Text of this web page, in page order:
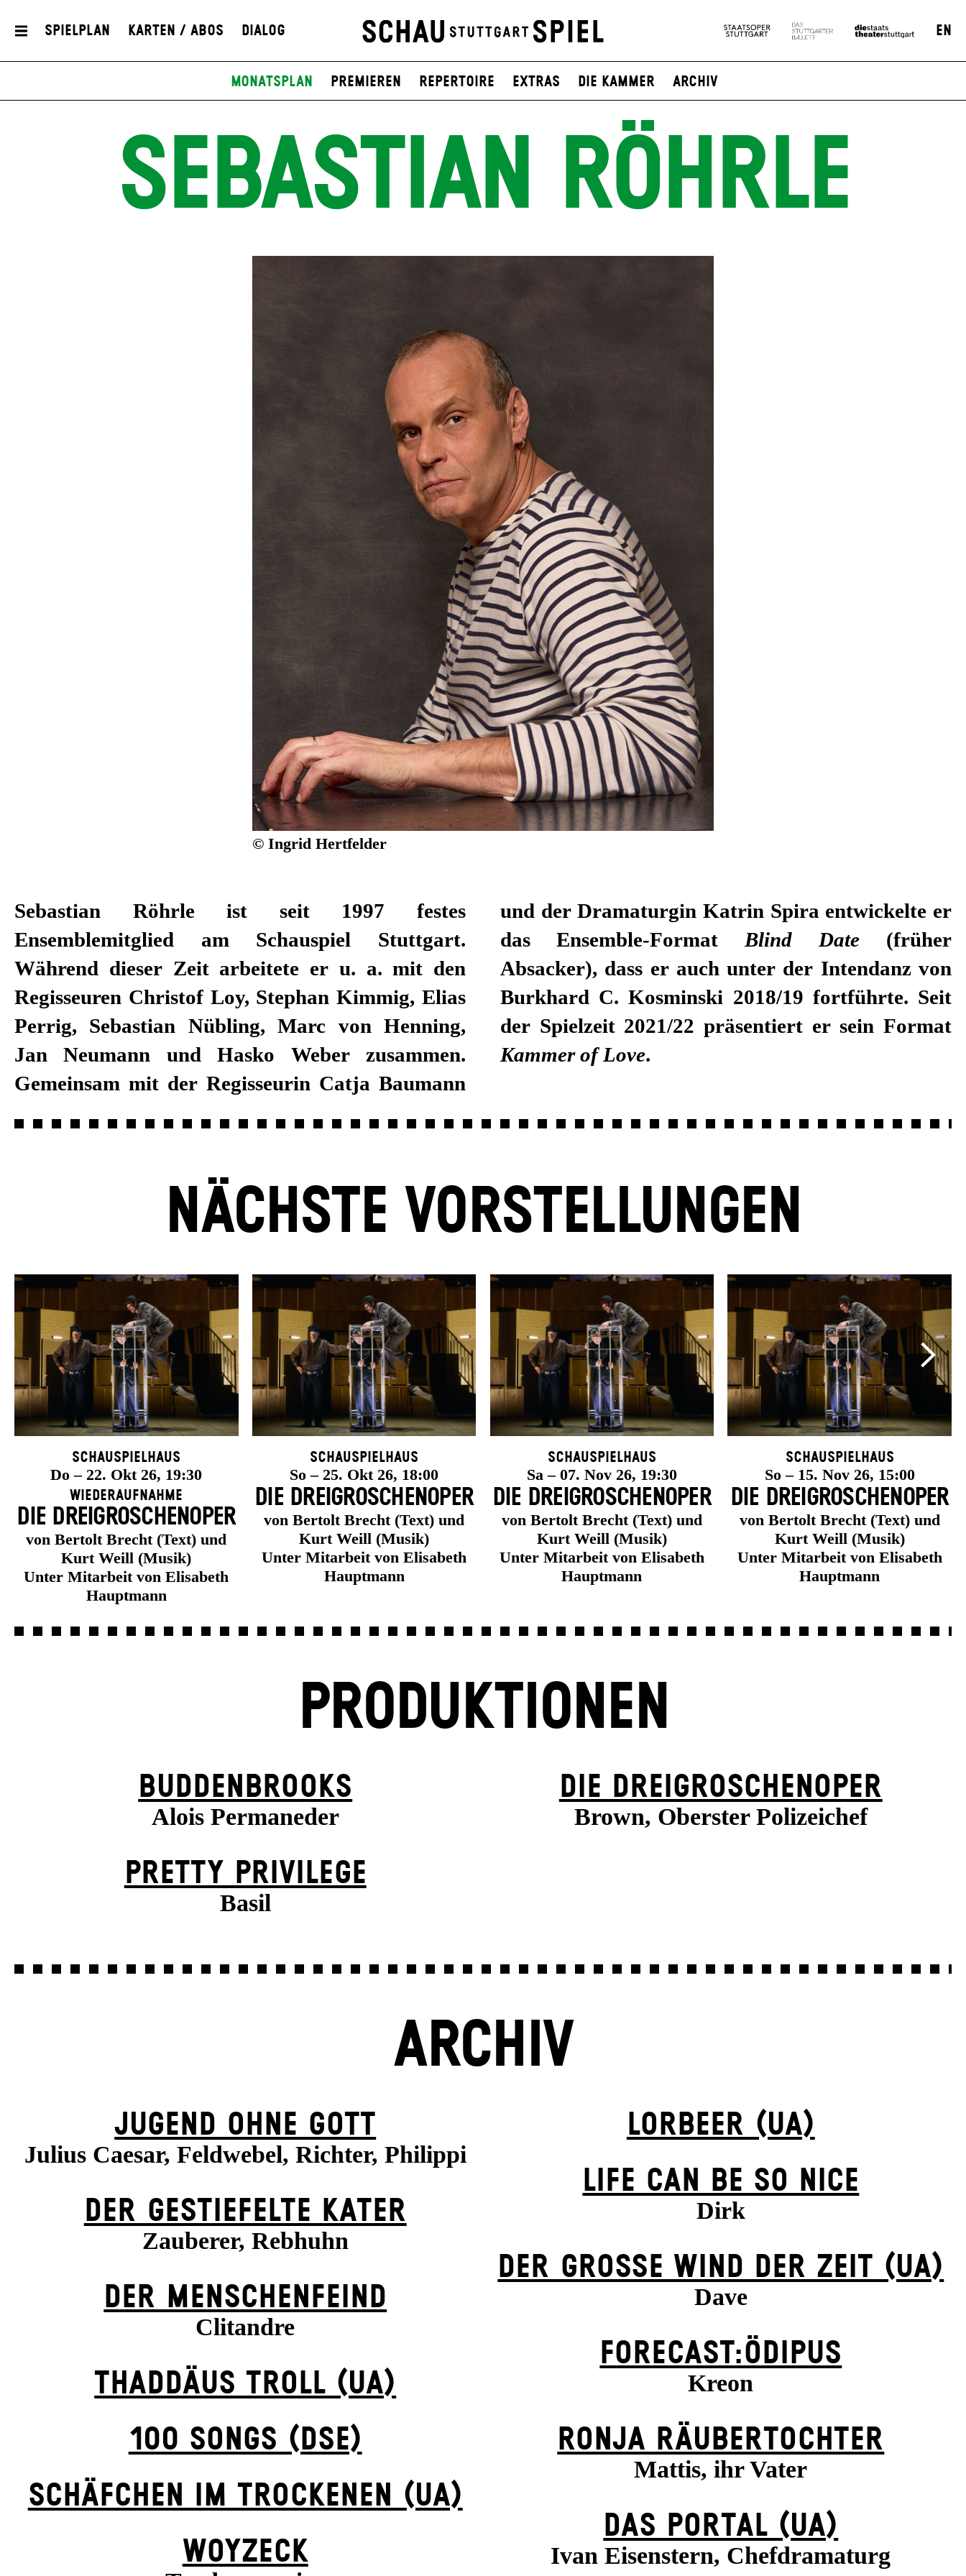
Spielplan Karten / Abos Dialog EN
Monatsplan Premieren Repertoire Extras Die Kammer Archiv
SEBASTIAN RÖHRLE
© Ingrid Hertfelder
Sebastian Röhrle ist seit 1997 festes
Ensemblemitglied am Schauspiel Stuttgart.
Während dieser Zeit arbeitete er u. a. mit den
Regisseuren Christof Loy, Stephan Kimmig, Elias
Perrig, Sebastian Nübling, Marc von Henning,
Jan Neumann und Hasko Weber zusammen.
Gemeinsam mit der Regisseurin Catja Baumann
und der Dramaturgin Katrin Spira entwickelte er
das Ensemble-Format Blind Date (früher
Absacker), dass er auch unter der Intendanz von
Burkhard C. Kosminski 2018/19 fortführte. Seit
der Spielzeit 2021/22 präsentiert er sein Format
Kammer of Love.
NÄCHSTE VORSTELLUNGEN
Schauspielhaus
Do – 22. Okt 26, 19:30
Wiederaufnahme
DIE DREI­GROSCHEN­OPER
von Bertolt Brecht (Text) und
Kurt Weill (Musik)
Unter Mitarbeit von Elisabeth
Hauptmann
Schauspielhaus
So – 25. Okt 26, 18:00
DIE DREI­GROSCHEN­OPER
von Bertolt Brecht (Text) und
Kurt Weill (Musik)
Unter Mitarbeit von Elisabeth
Hauptmann
Schauspielhaus
Sa – 07. Nov 26, 19:30
DIE DREI­GROSCHEN­OPER
von Bertolt Brecht (Text) und
Kurt Weill (Musik)
Unter Mitarbeit von Elisabeth
Hauptmann
Schauspielhaus
So – 15. Nov 26, 15:00
DIE DREI­GROSCHEN­OPER
von Bertolt Brecht (Text) und
Kurt Weill (Musik)
Unter Mitarbeit von Elisabeth
Hauptmann
PRODUKTIONEN
BUDDENBROOKS
Alois Permaneder
PRETTY PRIVILEGE
Basil
DIE DREI­GROSCHEN­OPER
Brown, Oberster Polizeichef
ARCHIV
JUGEND OHNE GOTT
Julius Caesar, Feldwebel, Richter, Philippi
DER GESTIEFELTE KATER
Zauberer, Rebhuhn
DER MENSCHENFEIND
Clitandre
THADDÄUS TROLL (UA)
100 SONGS (DSE)
SCHÄFCHEN IM TROCKENEN (UA)
WOYZECK
LORBEER (UA)
LIFE CAN BE SO NICE
Dirk
DER GROSSE WIND DER ZEIT (UA)
Dave
FORECAST:ÖDIPUS
Kreon
RONJA RÄUBER­TOCHTER
Mattis, ihr Vater
DAS POR­TAL (UA)
Ivan Eisenstern, Chefdramaturg